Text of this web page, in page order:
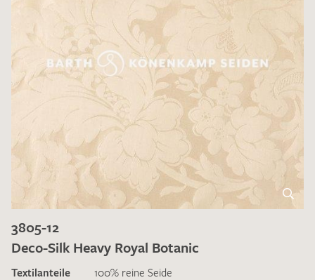
3805-12
Deco-Silk Heavy Royal Botanic
Textilanteile
100% reine Seide